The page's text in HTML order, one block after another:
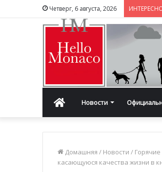
Четверг, 6 августа, 2026
ГлавнаяНовости
Домашняя / Новости /
касающуюся качества жизни в